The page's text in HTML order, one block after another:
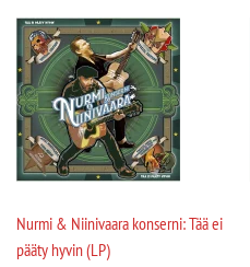
Nurmi & Niinivaara konserni: Tää ei
pääty hyvin (LP)